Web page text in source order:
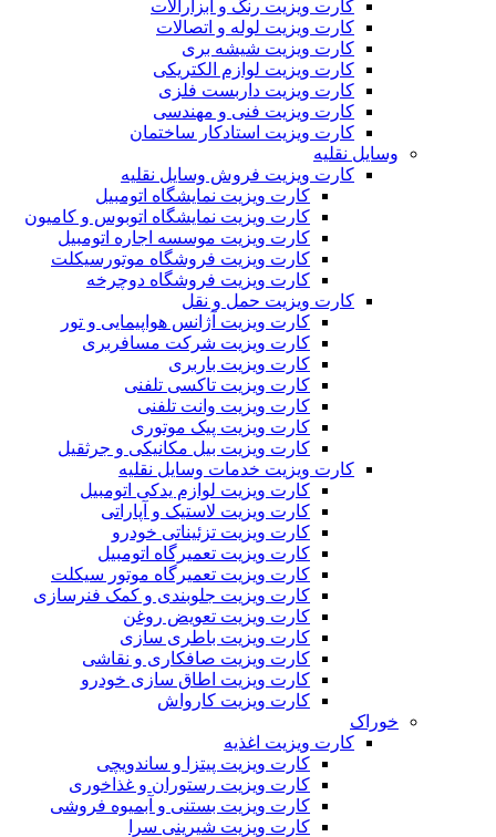
کارت ویزیت رنگ و ابزارآلات
کارت ویزیت لوله و اتصالات
کارت ویزیت شیشه بری
کارت ویزیت لوازم الکتریکی
کارت ویزیت داربست فلزی
کارت ویزیت فنی و مهندسی
کارت ویزیت استادکار ساختمان
وسایل نقلیه
کارت ویزیت فروش وسایل نقلیه
کارت ویزیت نمایشگاه اتومبیل
کارت ویزیت نمایشگاه اتوبوس و کامیون
کارت ویزیت موسسه اجاره اتومبیل
کارت ویزیت فروشگاه موتورسیکلت
کارت ویزیت فروشگاه دوچرخه
کارت ویزیت حمل و نقل
کارت ویزیت آژانس هواپیمایی و تور
کارت ویزیت شرکت مسافربری
کارت ویزیت باربری
کارت ویزیت تاکسی تلفنی
کارت ویزیت وانت تلفنی
کارت ویزیت پیک موتوری
کارت ویزیت بیل مکانیکی و جرثقیل
کارت ویزیت خدمات وسایل نقلیه
کارت ویزیت لوازم یدکی اتومبیل
کارت ویزیت لاستیک و آپاراتی
کارت ویزیت تزئیناتی خودرو
کارت ویزیت تعمیرگاه اتومبیل
کارت ویزیت تعمیرگاه موتور سیکلت
کارت ویزیت جلوبندی و کمک فنرسازی
کارت ویزیت تعویض روغن
کارت ویزیت باطری سازی
کارت ویزیت صافکاری و نقاشی
کارت ویزیت اطاق سازی خودرو
کارت ویزیت کارواش
خوراک
کارت ویزیت اغذیه
کارت ویزیت پیتزا و ساندویچی
کارت ویزیت رستوران و غذاخوری
کارت ویزیت بستنی و آبمیوه فروشی
کارت ویزیت شیرینی سرا